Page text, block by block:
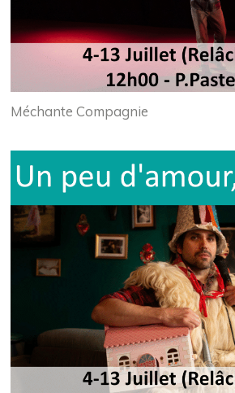
Méchante Compagnie